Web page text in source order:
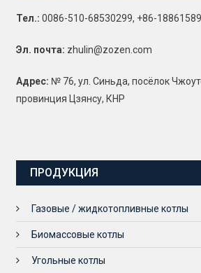
Тел.: 0086-510-68530299, +86-
Эл. почта: zhulin@zozen.com
Адрес: № 76, ул. Синьда, посёлок
провинция Цзянсу, КНР
ПРОДУКЦИЯ
Газовые / жидкотопливные котлы
Биомассовые котлы
Угольные котлы